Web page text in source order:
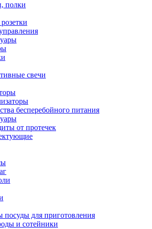
полки
свечи
бесперебойного питания
от протечек
посуды для приготовления
и сотейники